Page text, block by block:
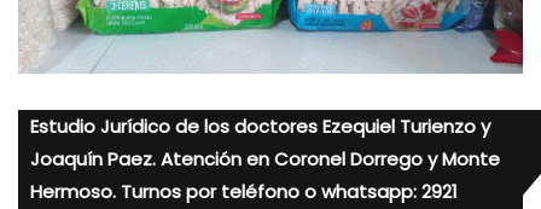
Estudio Jurídico de los doctores Ezequiel Turienzo y
Joaquín Paez. Atención en Coronel Dorrego y Monte
Hermoso. Turnos por teléfono o whatsapp: 2921